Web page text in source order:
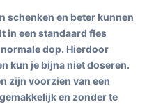
schenken en beter kunnen
in een standaard fles
dop. Hierdoor
kun je bijna niet doseren.
zijn voorzien van een
en zonder te